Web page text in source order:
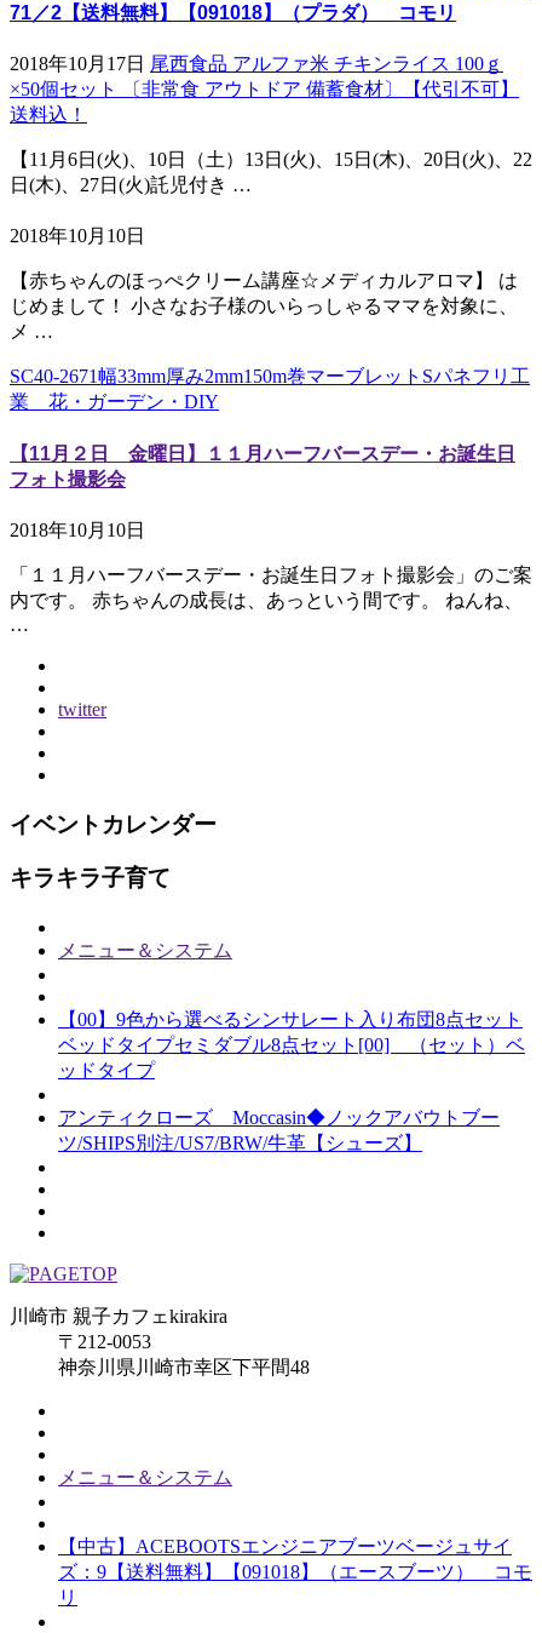
71／2【送料無料】【091018】（プラダ） コモリ
2018年10月17日 尾西食品 アルファ米 チキンライス 100ｇ
×50個セット 〔非常食 アウトドア 備蓄食材〕【代引不可】
送料込！
【11月6日(火)、10日（土）13日(火)、15日(木)、20日(火)、22
日(木)、27日(火)託児付き …
2018年10月10日
【赤ちゃんのほっぺクリーム講座☆メディカルアロマ】 は
じめまして！ 小さなお子様のいらっしゃるママを対象に、
メ …
SC40-2671幅33mm厚み2mm150m巻マーブレットSパネフリ工
業 花・ガーデン・DIY
【11月２日 金曜日】１１月ハーフバースデー・お誕生日
フォト撮影会
2018年10月10日
「１１月ハーフバースデー・お誕生日フォト撮影会」のご案
内です。 赤ちゃんの成長は、あっという間です。 ねんね、
…
twitter
イベントカレンダー
キラキラ子育て
メニュー＆システム
【00】9色から選べるシンサレート入り布団8点セット
ベッドタイプセミダブル8点セット[00] （セット）ベ
ッドタイプ
アンティクローズ Moccasin◆ノックアバウトブー
ツ/SHIPS別注/US7/BRW/牛革【シューズ】
川崎市 親子カフェkirakira
〒212-0053
神奈川県川崎市幸区下平間48
メニュー＆システム
【中古】ACEBOOTSエンジニアブーツベージュサイ
ズ：9【送料無料】【091018】（エースブーツ） コモ
リ